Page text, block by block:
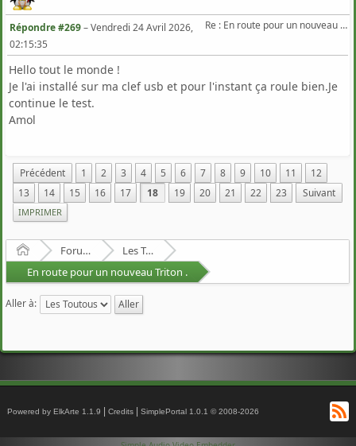
Re : En route pour un nouveau Triton .
Répondre #269–Vendredi 24 Avril 2026,
02:15:35
Hello tout le monde !
Je l'ai installé sur ma clef usb et pour l'instant ça roule bien.Je
continue le test.
Amol
Précédent 1 2 3 4 5 6 7 8 9 10 11
12
13
14 15 16 17 18 19 20 21 22 23 Suivant
IMPRIMER
Accueil Forum Francophone de Puppy/Toutou Linux
Les Toutous
En route pour un nouveau Triton .
Aller à:
Powered by ElkArte 1.1.9 |Credits |SimplePortal 1.0.1 © 2008-2026